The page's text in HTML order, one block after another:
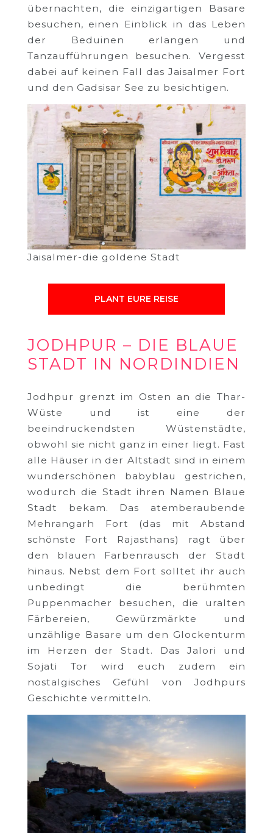
übernachten, die einzigartigen Basare
besuchen, einen Einblick in das Leben
der Beduinen erlangen und
Tanzaufführungen besuchen. Vergesst
dabei auf keinen Fall das Jaisalmer Fort
und den Gadsisar See zu besichtigen.
Jaisalmer-die goldene Stadt
PLANT EURE REISE
JODHPUR – DIE BLAUE
STADT IN NORDINDIEN
Jodhpur grenzt im Osten an die Thar-
Wüste und ist eine der
beeindruckendsten Wüstenstädte,
obwohl sie nicht ganz in einer liegt. Fast
alle Häuser in der Altstadt sind in einem
wunderschönen babyblau gestrichen,
wodurch die Stadt ihren Namen Blaue
Stadt bekam. Das atemberaubende
Mehrangarh Fort (das mit Abstand
schönste Fort Rajasthans) ragt über
den blauen Farbenrausch der Stadt
hinaus. Nebst dem Fort solltet ihr auch
unbedingt die berühmten
Puppenmacher besuchen, die uralten
Färbereien, Gewürzmärkte und
unzählige Basare um den Glockenturm
im Herzen der Stadt. Das Jalori und
Sojati Tor wird euch zudem ein
nostalgisches Gefühl von Jodhpurs
Geschichte vermitteln.